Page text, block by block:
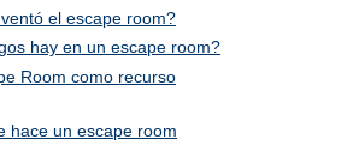
el escape room?
hay en un escape room?
Room como recurso
hace un escape room